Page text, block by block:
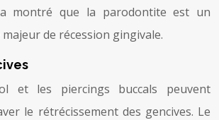
montré que la parodontite est un
de récession gingivale.
et les piercings buccals peuvent
le rétrécissement des gencives. Le